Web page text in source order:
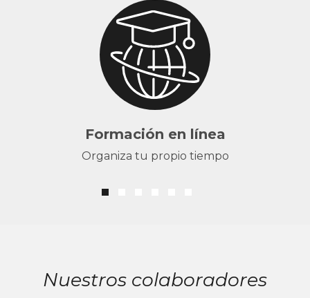
Formación en línea
Organiza tu propio tiempo
Nuestros colaboradores